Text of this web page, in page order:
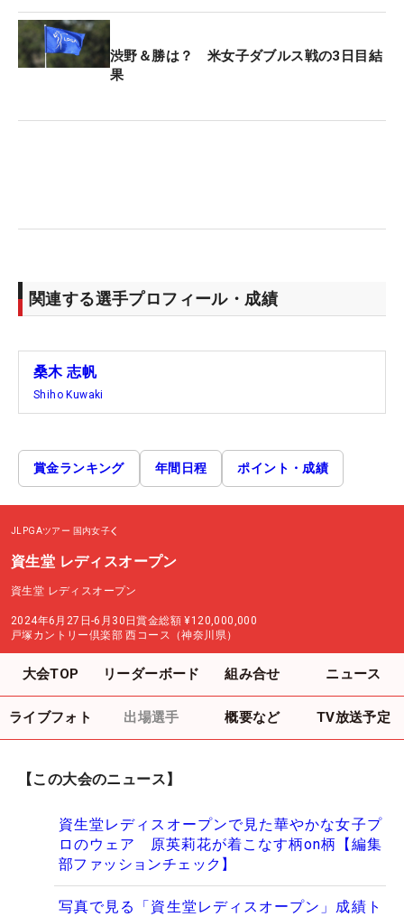
渋野＆勝は？ 米女子ダブルス戦の3日目結
果
関連する選手プロフィール・成績
桑木 志帆
Shiho Kuwaki
賞金ランキング 年間日程 ポイント・成績
JLPGAツアー 国内女子
資生堂 レディスオープン
資生堂 レディスオープン
2024年6月27日-6月30日賞金総額 ¥120,000,000
戸塚カントリー倶楽部 西コース（神奈川県）
大会TOP リーダーボード 組み合せ ニュース
ライブフォト 出場選手 概要など TV放送予定
【この大会のニュース】
資生堂レディスオープンで見た華やかな女子プ
ロのウェア 原英莉花が着こなす柄on柄【編集
部ファッションチェック】
写真で見る「資生堂レディスオープン」成績ト